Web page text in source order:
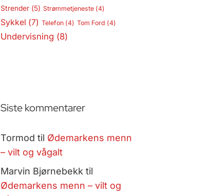
Strender(5) Strømmetjeneste(4)
Sykkel (7) Telefon(4) Tom Ford (4)
Undervisning (8)
Siste kommentarer
Tormod til Ødemarkens menn
– vilt og vågalt
Marvin Bjørnebekk til
Ødemarkens menn – vilt og